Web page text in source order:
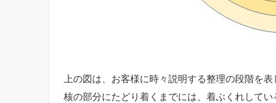
上の図は、お客様に時々説明する整理の段階を
核の部分にたどり着くまでには、着ぶくれして